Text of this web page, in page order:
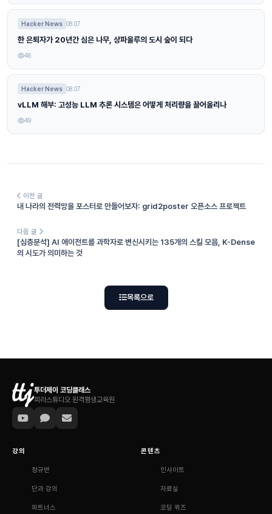
Hacker News 08.07
한 은퇴자가 20년간 심은 나무, 상파울루의 도시 숲이 되다
46
Hacker News 08.07
vLLM 해부: 고성능 LLM 추론 시스템은 어떻게 처리량을 끌어올리나
49
이전 글
내 나라의 전력망을 포스터로 만들어보자: grid2poster 오픈소스 프로젝트
다음 글
[심층분석] AI 에이전트를 과학자로 변신시키는 135개의 스킬 모음, K-Dense
의 시도가 의미하는 것
목록으로
투더제이 코딩클래스
피라스튜디오 원격평생교육원
강의
정규반
단과 강의
파트너스
콘텐츠
인사이트
자료실
코딩 퀴즈